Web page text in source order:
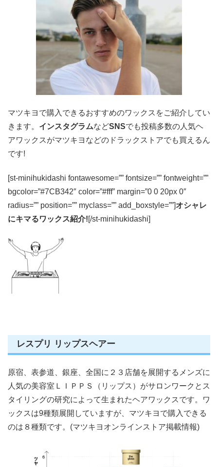
マツキヨで購入できるおすすめのワックス をご紹介してい
きます。 インスタグラムなどSNSでも投稿多数の人気ヘ
アワックスがマツキヨなどのドラックストアでも買えるん
です!
[st-minihukidashi fontawesome=”” fontsize=”” fontweight=””
bgcolor=”#7CB342″ color=”#fff” margin=”0 0 20px 0″
radius=”” position=”” myclass=”” add_boxstyle=””]オシャレ
にキマるワックス紹介![/st-minihukidashi]
レスプリ リップスヘアー
原宿、表参道、銀座、全国に２３店舗を展開するメンズに
人気の美容室ＬＩＰＰＳ（リップス）がサロンワークとス
タイリングの研究によって生まれたヘアワックスです。ワ
ックスは9種類展開していますが、マツキヨで購入できる
のは８種類です。(マツキヨオンラインストア掲載情報)